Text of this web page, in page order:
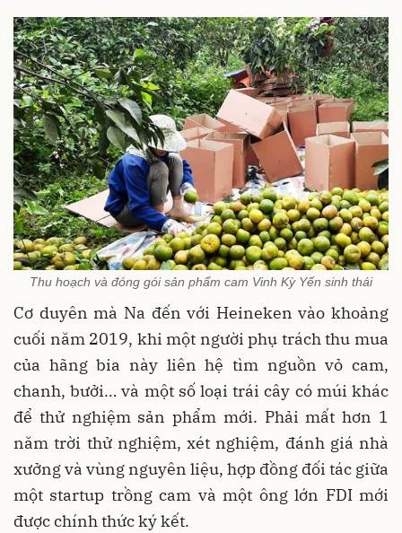
Thu hoạch và đóng gói sản phẩm cam Vinh Kỳ Yến sinh thái
Cơ duyên mà Na đến với Heineken vào khoảng
cuối năm 2019, khi một người phụ trách thu mua
của hãng bia này liên hệ tìm nguồn vỏ cam,
chanh, bưởi… và một số loại trái cây có múi khác
để thử nghiệm sản phẩm mới. Phải mất hơn 1
năm trời thử nghiệm, xét nghiệm, đánh giá nhà
xưởng và vùng nguyên liệu, hợp đồng đối tác giữa
một startup trồng cam và một ông lớn FDI mới
được chính thức ký kết.